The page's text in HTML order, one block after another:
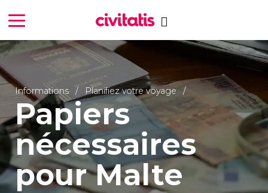
Informations Planifiez votre voyage
Papiers
nécessaires
pour Malte